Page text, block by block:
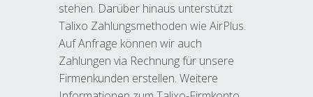
stehen. Darüber hinaus unterstützt
Talixo Zahlungsmethoden wie AirPlus.
Auf Anfrage können wir auch
Zahlungen via Rechnung für unsere
Firmenkunden erstellen. Weitere